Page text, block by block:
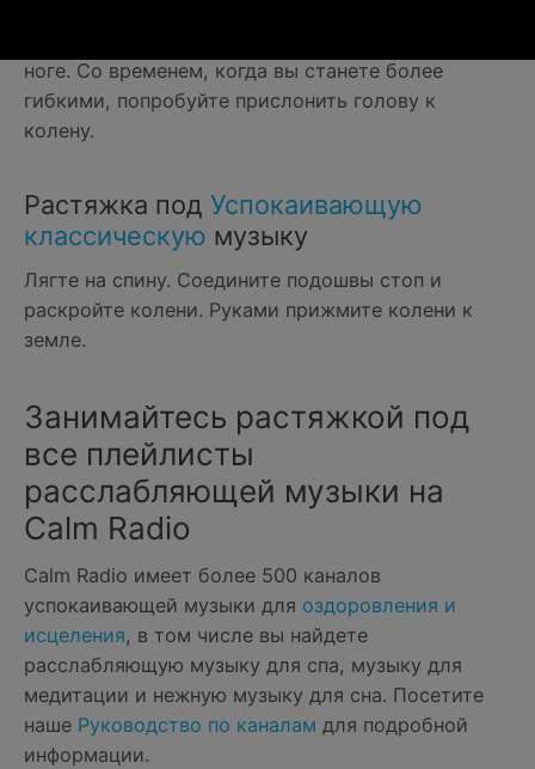
ноге. Со временем, когда вы станете более
гибкими, попробуйте прислонить голову к
колену.
Растяжка под Успокаивающую
классическую музыку
Лягте на спину. Соедините подошвы стоп и
раскройте колени. Руками прижмите колени к
земле.
Занимайтесь растяжкой под
все плейлисты
расслабляющей музыки на
Calm Radio
Calm Radio имеет более 500 каналов
успокаивающей музыки для оздоровления и
исцеления, в том числе вы найдете
расслабляющую музыку для спа, музыку для
медитации и нежную музыку для сна. Посетите
наше Руководство по каналам для подробной
информации.